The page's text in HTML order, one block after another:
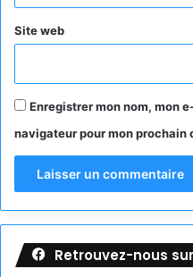
Site web
Enregistrer mon nom, mon
navigateur pour mon prochain
Retrouvez-nous